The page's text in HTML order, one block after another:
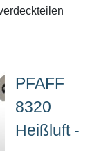
PFAFF
8320
Heißluft -